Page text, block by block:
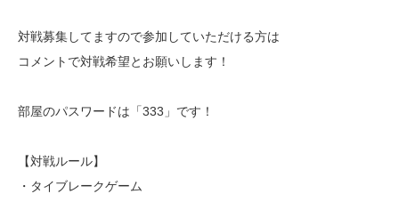
対戦募集してますので参加していただける方は
コメントで対戦希望とお願いします！
部屋のパスワードは「333」です！
【対戦ルール】
・タイブレークゲーム